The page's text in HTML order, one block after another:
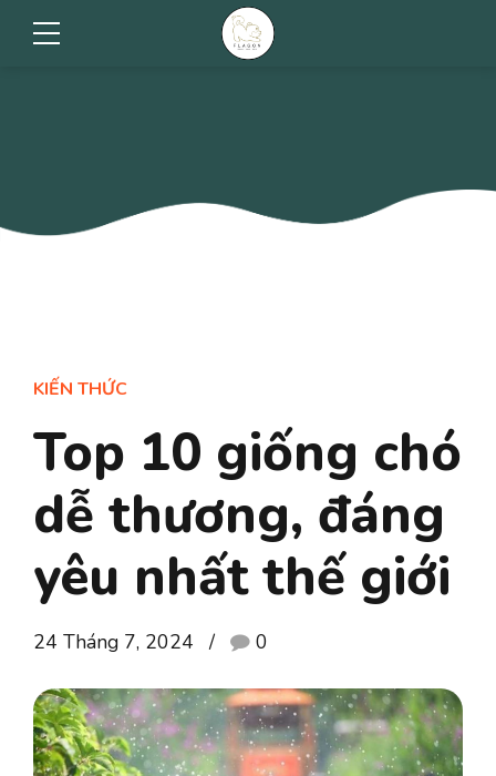
KIẾN THỨC
Top 10 giống chó
dễ thương, đáng
yêu nhất thế giới
24 Tháng 7, 2024 0